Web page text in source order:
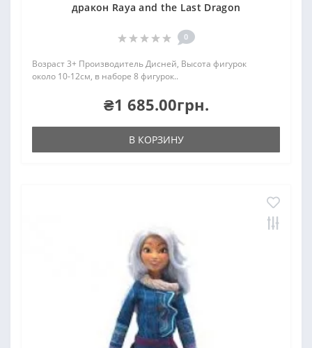
дракон Raya and the Last Dragon
0
Возраст 3+ Производитель Дисней, Высота фигурок
около 10-12см, в наборе 8 фигурок..
₴1 685.00грн.
В КОРЗИНУ